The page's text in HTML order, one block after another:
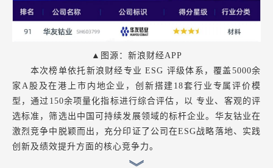
▲ 图源：新浪财经APP
本次榜单依托新浪财经专业 ESG 评级体系，覆盖5000余
家A股及在港上市内地企业，创新搭建18套行业专属评价模
型，通过150余项量化指标进行综合评估，以 专业、客观的评
选标准，筛选出中国可持续发展领域的标杆企业。华友钴业在
激烈竞争中脱颖而出，充分印证了公司在ESG战略落地、实践
创新及绩效提升方面的核心竞争力。